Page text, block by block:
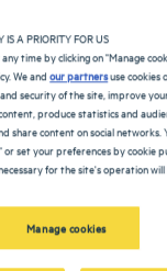
IS A PRIORITY FOR US
time by clicking on "Manage
We andour partnersuse cookies
security of the site, improve
produce statistics and
share content on social networks.
or set your preferences by cookie
for the site's operation will
Manage cookies